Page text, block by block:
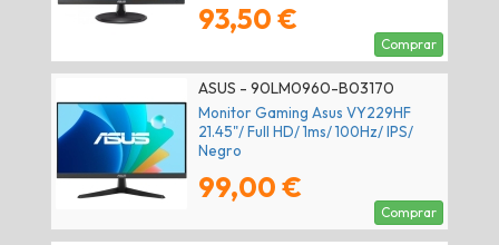
93,50 €
Comprar
ASUS - 90LM0960-B03170
Monitor Gaming Asus VY229HF
21.45"/ Full HD/ 1ms/ 100Hz/ IPS/
Negro
99,00 €
Comprar